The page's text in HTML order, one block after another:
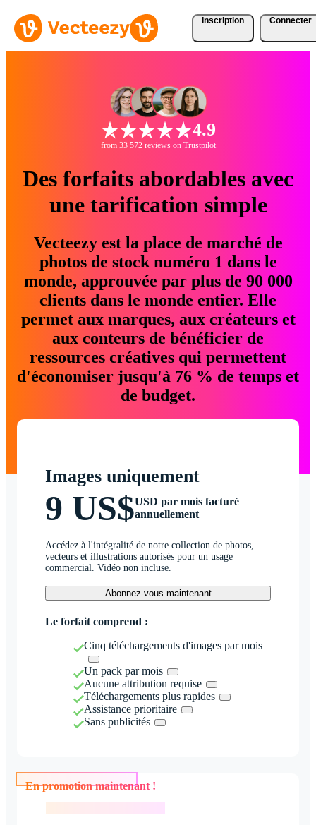
Inscription Connecter
4.9
from 33 572 reviews on Trustpilot
Des forfaits abordables avec
une tarification simple
Vecteezy est la place de marché de
photos de stock numéro 1 dans le
monde, approuvée par plus de 90 000
clients dans le monde entier. Elle
permet aux marques, aux créateurs et
aux conteurs de bénéficier de
ressources créatives qui permettent
d'économiser jusqu'à 76 % de temps et
de budget.
Images uniquement
9 US$USD par mois facturé
annuellement
Accédez à l'intégralité de notre collection de photos,
vecteurs et illustrations autorisés pour un usage
commercial. Vidéo non incluse.
Abonnez-vous maintenant
Le forfait comprend :
Cinq téléchargements d'images par mois
Un pack par mois
Aucune attribution requise
Téléchargements plus rapides
Assistance prioritaire
Sans publicités
En promotion maintenant !